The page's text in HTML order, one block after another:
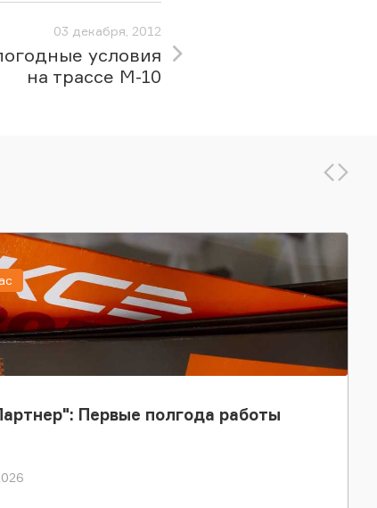
03 декабря, 2012
условия
на трассе М-10
Первые полгода работы